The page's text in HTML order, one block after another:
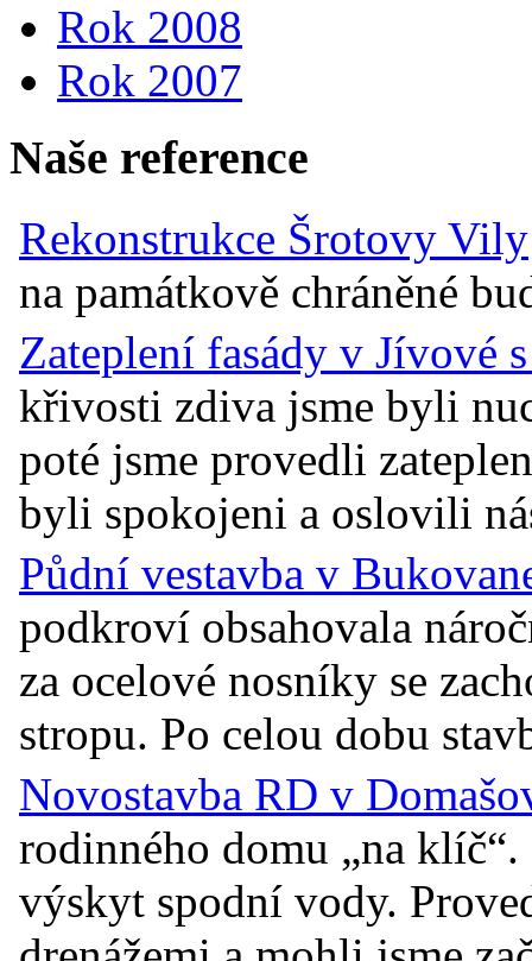
Rok 2008
Rok 2007
Naše reference
Rekonstrukce Šrotovy Vily
na památkově chráněné
Zateplení fasády v Jívové
křivosti zdiva jsme byli
poté jsme provedli
byli spokojeni a oslovili
Půdní vestavba v
podkroví obsahovala
za ocelové nosníky se
stropu. Po celou dobu
Novostavba RD v
rodinného domu „na
výskyt spodní vody.